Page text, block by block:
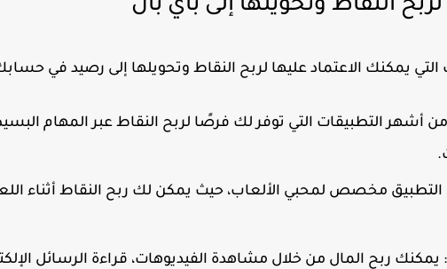
النقاط وتحويلها إلى باي بال
التي يمكنك الاعتماد عليها لربح النقاط وتحويلها إلى رصيد في
من أشهر التطبيقات التي توفر لك فرصًا لربح النقاط عبر المهام
التطبيق مخصص لمحبي الألعاب، حيث يمكن لك ربح النقاط أثناء
يمكنك ربح المال من خلال مشاهدة الفيديوهات، قراءة الرسائل